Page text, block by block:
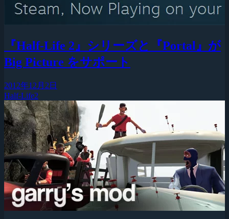
『Half-Life 2』シリーズと『Portal』が
Big Picture をサポート
2012年12月2日
Half-Life2